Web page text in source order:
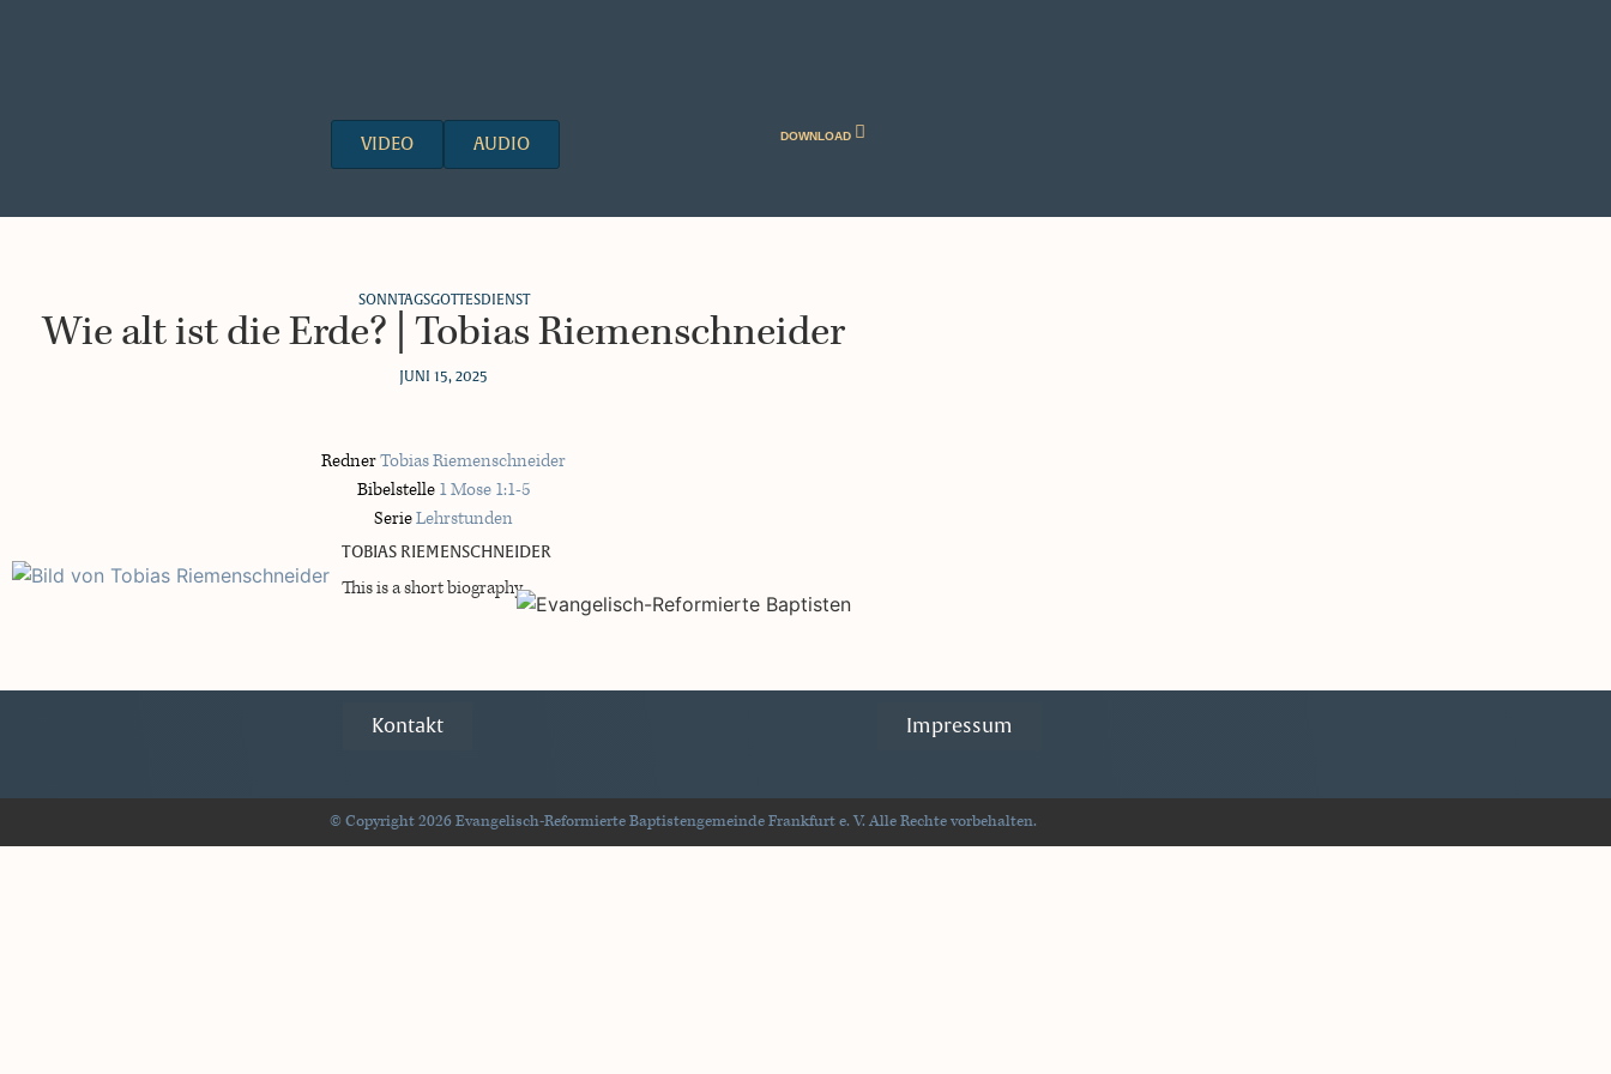
VIDEO AUDIO DOWNLOAD
SONNTAGSGOTTESDIENST
Wie alt ist die Erde? | Tobias Riemenschneider
JUNI 15, 2025
RednerTobias Riemenschneider
Bibelstelle 1 Mose 1:1-5
SerieLehrstunden
TOBIAS RIEMENSCHNEIDER
This is a short biography.
Kontakt Impressum
© Copyright 2026 Evangelisch-Reformierte Baptistengemeinde Frankfurt e. V. Alle Rechte vorbehalten.